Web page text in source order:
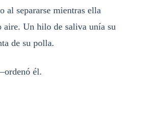
al separarse mientras ella
aire. Un hilo de saliva unía su
de su polla.
él.